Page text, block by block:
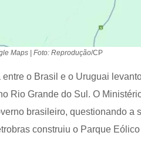
Maps | Foto: Reprodução/CP
o Brasil e o Uruguai
Rio Grande do Sul. O
brasileiro, questionando a
construiu o Parque